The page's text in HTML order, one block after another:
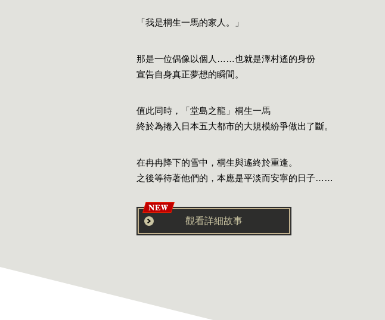
「我是桐生一馬的家人。」
那是一位偶像以個人……也就是澤村遙的身份
宣告自身真正夢想的瞬間。
值此同時，「堂島之龍」桐生一馬
終於為捲入日本五大都市的大規模紛爭做出了斷。
在冉冉降下的雪中，桐生與遙終於重逢。
之後等待著他們的，本應是平淡而安寧的日子……
觀看詳細故事